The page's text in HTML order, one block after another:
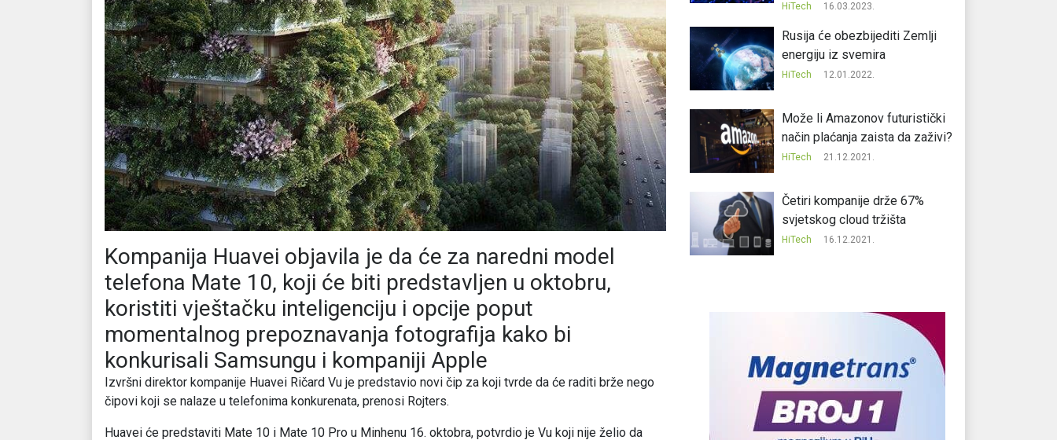
Kompanija Huavei objavila je da će za naredni model
telefona Mate 10, koji će biti predstavljen u oktobru,
koristiti vještačku inteligenciju i opcije poput
momentalnog prepoznavanja fotografija kako bi
konkurisali Samsungu i kompaniji Apple
Izvršni direktor kompanije Huavei Ričard Vu je predstavio novi čip za koji tvrde da će raditi brže nego
čipovi koji se nalaze u telefonima konkurenata, prenosi Rojters.
Huavei će predstaviti Mate 10 i Mate 10 Pro u Minhenu 16. oktobra, potvrdio je Vu koji nije želio da
HiTech 16.03.2023.
Rusija će obezbijediti Zemlji
energiju iz svemira
HiTech 12.01.2022.
Može li Amazonov futuristički
način plaćanja zaista da zaživi?
HiTech 21.12.2021.
Četiri kompanije drže 67%
svjetskog cloud tržišta
HiTech 16.12.2021.